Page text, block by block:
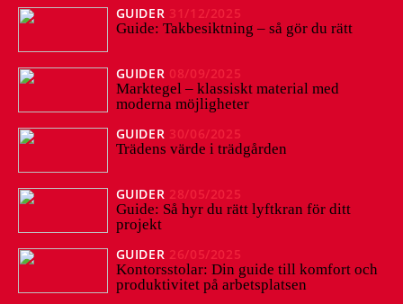
GUIDER 31/12/2025
Guide: Takbesiktning – så gör du rätt
GUIDER 08/09/2025
Marktegel – klassiskt material med
moderna möjligheter
GUIDER 30/06/2025
Trädens värde i trädgården
GUIDER 28/05/2025
Guide: Så hyr du rätt lyftkran för ditt
projekt
GUIDER 26/05/2025
Kontorsstolar: Din guide till komfort och
produktivitet på arbetsplatsen